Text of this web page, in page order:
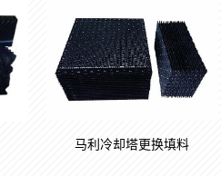
马利冷却塔更换填料